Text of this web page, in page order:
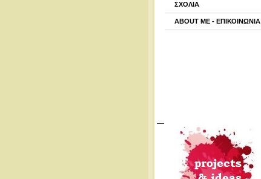
ΣΧΟΛΙΑ
ABOUT ME - ΕΠΙΚΟΙΝΩΝΙΑ